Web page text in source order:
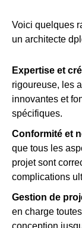
Voici quelques
un architecte
Expertise et
rigoureuse, les
innovantes et
spécifiques.
Conformité et
que tous les
projet sont
complications
Gestion de
en charge